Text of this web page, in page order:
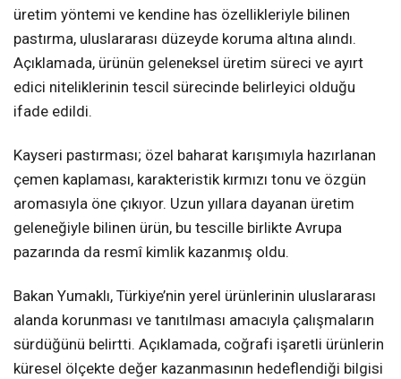
üretim yöntemi ve kendine has özellikleriyle bilinen
pastırma, uluslararası düzeyde koruma altına alındı.
Açıklamada, ürünün geleneksel üretim süreci ve ayırt
edici niteliklerinin tescil sürecinde belirleyici olduğu
ifade edildi.
Kayseri pastırması; özel baharat karışımıyla hazırlanan
çemen kaplaması, karakteristik kırmızı tonu ve özgün
aromasıyla öne çıkıyor. Uzun yıllara dayanan üretim
geleneğiyle bilinen ürün, bu tescille birlikte Avrupa
pazarında da resmî kimlik kazanmış oldu.
Bakan Yumaklı, Türkiye’nin yerel ürünlerinin uluslararası
alanda korunması ve tanıtılması amacıyla çalışmaların
sürdüğünü belirtti. Açıklamada, coğrafi işaretli ürünlerin
küresel ölçekte değer kazanmasının hedeflendiği bilgisi